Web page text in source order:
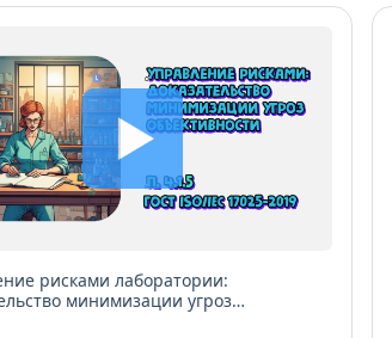
рисками лаборатории:
минимизации угроз